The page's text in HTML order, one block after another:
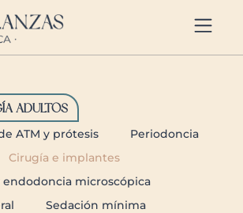
ADULTOS
ATM y prótesis
Periodoncia
Cirugía e implantes
endodoncia microscópica
Sedación mínima